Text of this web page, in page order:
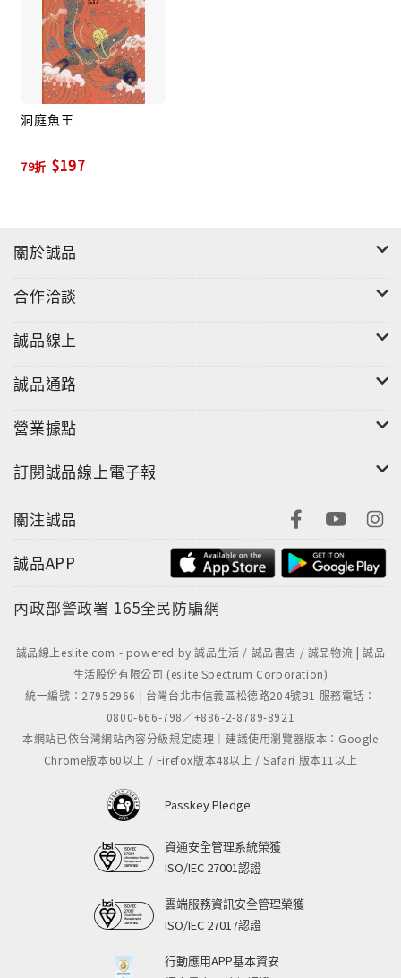
洞庭魚王
79折 $197
關於誠品
合作洽談
誠品線上
誠品通路
營業據點
訂閱誠品線上電子報
關注誠品
誠品APP
內政部警政署 165全民防騙網
誠品線上eslite.com - powered by 誠品生活 / 誠品書店 / 誠品物流 | 誠品
生活股份有限公司 (eslite Spectrum Corporation)
統一編號：27952966 | 台灣台北市信義區松德路204號B1 服務電話：
0800-666-798／+886-2-8789-8921
本網站已依台灣網站內容分級規定處理｜建議使用瀏覽器版本：Google
Chrome版本60以上 / Firefox版本48以上 / Safari 版本11以上
Passkey Pledge
資通安全管理系統榮獲
ISO/IEC 27001認證
雲端服務資訊安全管理榮獲
ISO/IEC 27017認證
行動應用APP基本資安